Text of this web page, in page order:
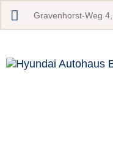
Gravenhorst-Weg